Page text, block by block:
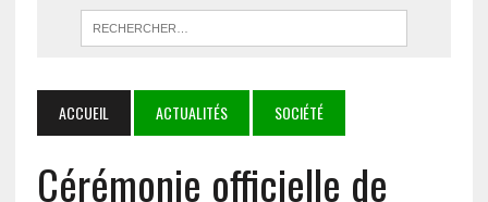
ACCUEIL ACTUALITÉS SOCIÉTÉ
Cérémonie officielle de